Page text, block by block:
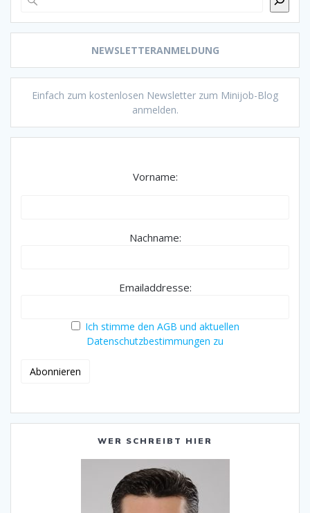
NEWSLETTERANMELDUNG
Einfach zum kostenlosen Newsletter zum Minijob-Blog
anmelden.
Vorname:
Nachname:
Emailaddresse:
Ich stimme den AGB und aktuellen
Datenschutzbestimmungen zu
WER SCHREIBT HIER